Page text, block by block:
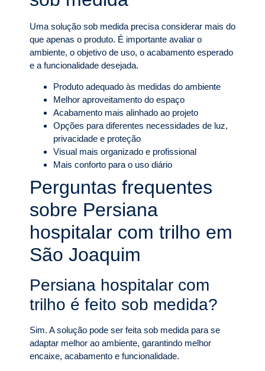
Uma solução sob medida precisa considerar mais do
que apenas o produto. É importante avaliar o
ambiente, o objetivo de uso, o acabamento esperado
e a funcionalidade desejada.
Produto adequado às medidas do ambiente
Melhor aproveitamento do espaço
Acabamento mais alinhado ao projeto
Opções para diferentes necessidades de luz,
privacidade e proteção
Visual mais organizado e profissional
Mais conforto para o uso diário
Perguntas frequentes
sobre Persiana
hospitalar com trilho em
São Joaquim
Persiana hospitalar com
trilho é feito sob medida?
Sim. A solução pode ser feita sob medida para se
adaptar melhor ao ambiente, garantindo melhor
encaixe, acabamento e funcionalidade.